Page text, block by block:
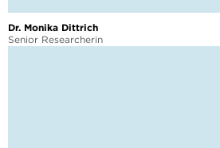
Dr. Monika Dittrich
Senior Researcherin